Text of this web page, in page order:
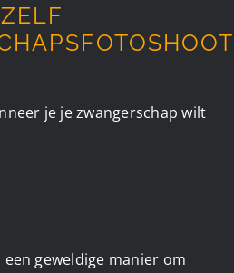
je je zwangerschap wilt
geweldige manier om